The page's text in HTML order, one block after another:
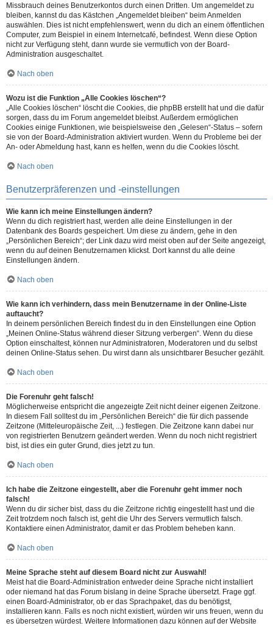
Missbrauch deines Benutzerkontos durch einen Dritten. Um angemeldet zu
bleiben, kannst du das Kästchen „Angemeldet bleiben“ beim Anmelden
auswählen. Dies ist nicht empfehlenswert, wenn du dich an einem öffentlichen
Computer, zum Beispiel in einem Internetcafé, befindest. Wenn diese Option
nicht zur Verfügung steht, dann wurde sie vermutlich von der Board-
Administration ausgeschaltet.
Nach oben
Wozu ist die Funktion „Alle Cookies löschen“?
„Alle Cookies löschen“ löscht die Cookies, die phpBB erstellt hat und die dafür
sorgen, dass du im Forum angemeldet bleibst. Außerdem ermöglichen
Cookies einige Funktionen, wie beispielsweise den „Gelesen“-Status – sofern
sie von der Board-Administration aktiviert wurden. Wenn du Probleme bei der
An- oder Abmeldung hast, kann es helfen, wenn du die Cookies löscht.
Nach oben
Benutzerpräferenzen und -einstellungen
Wie kann ich meine Einstellungen ändern?
Wenn du dich registriert hast, werden alle deine Einstellungen in der
Datenbank des Boards gespeichert. Um diese zu ändern, gehe in den
„Persönlichen Bereich“; der Link dazu wird meist oben auf der Seite angezeigt,
wenn du auf deinen Benutzernamen klickst. Dort kannst du alle deine
Einstellungen ändern.
Nach oben
Wie kann ich verhindern, dass mein Benutzername in der Online-Liste
auftaucht?
In deinem persönlichen Bereich findest du in den Einstellungen eine Option
„Meinen Online-Status während dieser Sitzung verbergen“. Wenn du diese
Option einschaltest, können nur Administratoren, Moderatoren und du selbst
deinen Online-Status sehen. Du wirst dann als unsichtbarer Besucher gezählt.
Nach oben
Die Forenuhr geht falsch!
Möglicherweise entspricht die angezeigte Zeit nicht deiner eigenen Zeitzone.
In diesem Fall solltest du im „Persönlichen Bereich“ die für dich passende
Zeitzone (Mitteleuropäische Zeit, ...) festlegen. Die Zeitzone kann dabei nur
von registrierten Benutzern geändert werden. Wenn du noch nicht registriert
bist, ist dies ein guter Grund, dies jetzt zu tun.
Nach oben
Ich habe die Zeitzone eingestellt, aber die Forenuhr geht immer noch
falsch!
Wenn du dir sicher bist, dass du die Zeitzone richtig eingestellt hast und die
Zeit trotzdem noch falsch ist, geht die Uhr des Servers vermutlich falsch.
Kontaktiere einen Administrator, damit er das Problem beheben kann.
Nach oben
Meine Sprache steht auf diesem Board nicht zur Auswahl!
Meist hat die Board-Administration entweder deine Sprache nicht installiert
oder niemand hat das Forum bislang in deine Sprache übersetzt. Frage ggf.
einen Board-Administrator, ob er das Sprachpaket, das du benötigst,
installieren kann. Falls es noch nicht existiert, würden wir uns freuen, wenn du
es übersetzen würdest. Weitere Informationen dazu können auf der Website